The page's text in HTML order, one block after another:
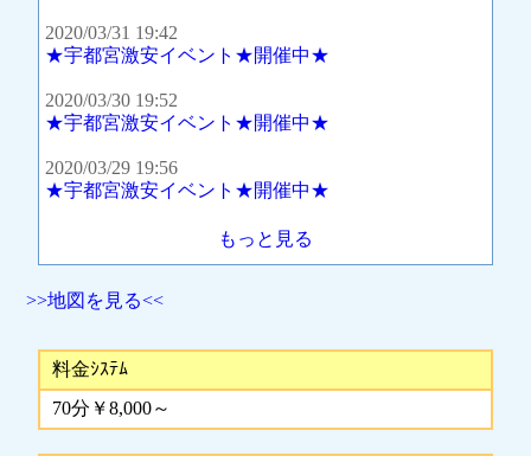
2020/03/31 19:42
★宇都宮激安イベント★開催中★
2020/03/30 19:52
★宇都宮激安イベント★開催中★
2020/03/29 19:56
★宇都宮激安イベント★開催中★
もっと見る
>>地図を見る<<
料金ｼｽﾃﾑ
70分￥8,000～